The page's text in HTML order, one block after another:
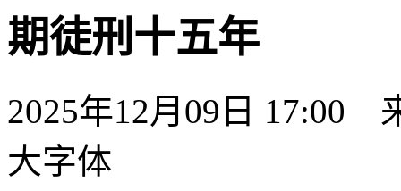
期徒刑十五年
2025年12月09日 17:00
大字体